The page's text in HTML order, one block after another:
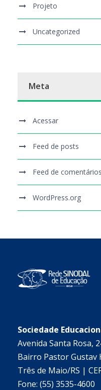
Projeto
Uncategorized
Meta
Acessar
Feed de posts
Feed de comentários
WordPress.org
Sociedade
Avenida Santa Rosa,
Bairro Pastor Gustav
Três de Maio/RS |
Fone: (55) 3535-4600